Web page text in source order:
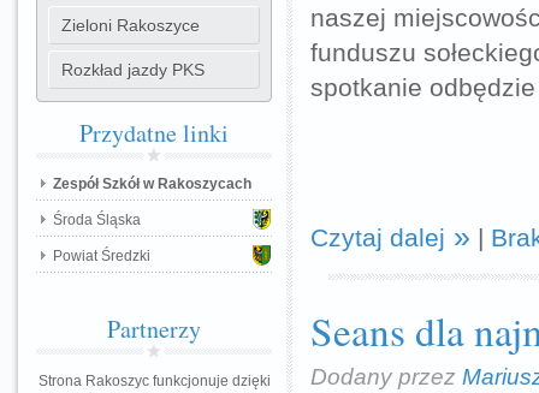
naszej
funduszu
spotkanie
Czytaj dalej |
Seans dla
Dodany przez
Zieloni Rakoszyce
Rozkład jazdy PKS
Przydatnelinki
Zespół Szkół w Rakoszycach
Środa Śląska
Powiat Średzki
Partnerzy
Strona Rakoszyc funkcjonuje dzięki